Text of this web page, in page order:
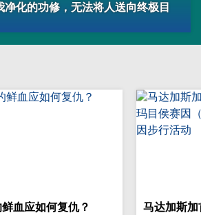
净化的功修，无法将人送向终极目
血应如何复仇？
马达加斯